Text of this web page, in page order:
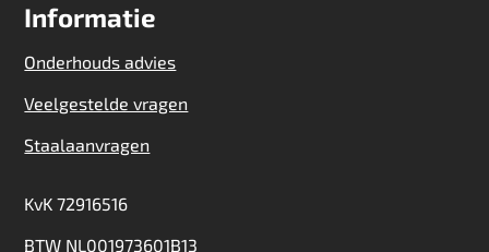
Informatie
Onderhouds advies
Veelgestelde vragen
Staalaanvragen
KvK 72916516
BTW NL001973601B13